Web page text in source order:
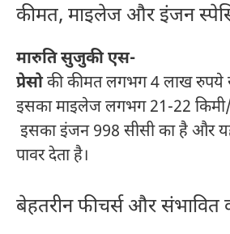
कीमत, माइलेज और इंजन
मारुति सुजुकी एस-
प्रेसोकी कीमत लगभग 4 लाख रुपये
इसका माइलेज लगभग 21-22 किमी/
इसका इंजन 998 सीसी का है और
पावर देता है।
बेहतरीन फीचर्स और संभावित